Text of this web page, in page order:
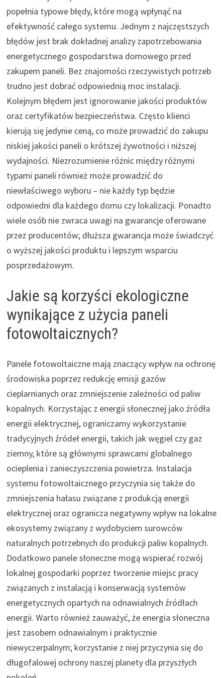
popełnia typowe błędy, które mogą wpłynąć na
efektywność całego systemu. Jednym z najczęstszych
błędów jest brak dokładnej analizy zapotrzebowania
energetycznego gospodarstwa domowego przed
zakupem paneli. Bez znajomości rzeczywistych potrzeb
trudno jest dobrać odpowiednią moc instalacji.
Kolejnym błędem jest ignorowanie jakości produktów
oraz certyfikatów bezpieczeństwa. Często klienci
kierują się jedynie ceną, co może prowadzić do zakupu
niskiej jakości paneli o krótszej żywotności i niższej
wydajności. Niezrozumienie różnic między różnymi
typami paneli również może prowadzić do
niewłaściwego wyboru – nie każdy typ będzie
odpowiedni dla każdego domu czy lokalizacji. Ponadto
wiele osób nie zwraca uwagi na gwarancje oferowane
przez producentów; dłuższa gwarancja może świadczyć
o wyższej jakości produktu i lepszym wsparciu
posprzedażowym.
Jakie są korzyści ekologiczne
wynikające z użycia paneli
fotowoltaicznych?
Panele fotowoltaiczne mają znaczący wpływ na ochronę
środowiska poprzez redukcję emisji gazów
cieplarnianych oraz zmniejszenie zależności od paliw
kopalnych. Korzystając z energii słonecznej jako źródła
energii elektrycznej, ograniczamy wykorzystanie
tradycyjnych źródeł energii, takich jak węgiel czy gaz
ziemny, które są głównymi sprawcami globalnego
ocieplenia i zanieczyszczenia powietrza. Instalacja
systemu fotowoltaicznego przyczynia się także do
zmniejszenia hałasu związane z produkcją energii
elektrycznej oraz ogranicza negatywny wpływ na lokalne
ekosystemy związany z wydobyciem surowców
naturalnych potrzebnych do produkcji paliw kopalnych.
Dodatkowo panele słoneczne mogą wspierać rozwój
lokalnej gospodarki poprzez tworzenie miejsc pracy
związanych z instalacją i konserwacją systemów
energetycznych opartych na odnawialnych źródłach
energii. Warto również zauważyć, że energia słoneczna
jest zasobem odnawialnym i praktycznie
niewyczerpalnym; korzystanie z niej przyczynia się do
długofalowej ochrony naszej planety dla przyszłych